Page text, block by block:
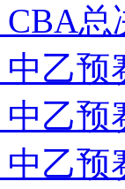
CBA
中乙
中乙
中乙